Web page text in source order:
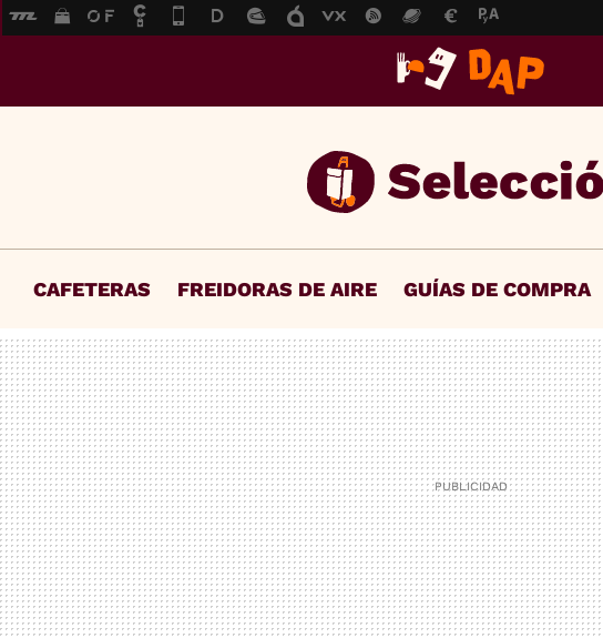
CAFETERAS FREIDORAS DE AIRE GUÍAS DE COMPRA